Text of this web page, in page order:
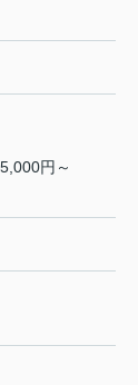
円～